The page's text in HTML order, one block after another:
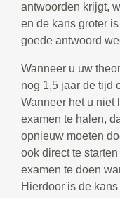
antwoorden krijgt,
en de kans groter
goede antwoord
Wanneer u uw
nog 1,5 jaar de tijd
Wanneer het u niet
examen te halen,
opnieuw moeten
ook direct te
examen te doen
Hierdoor is de